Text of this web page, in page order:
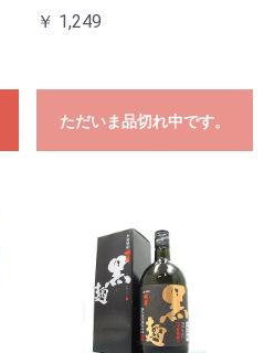
￥ 1,249
ただいま品切れ中です。